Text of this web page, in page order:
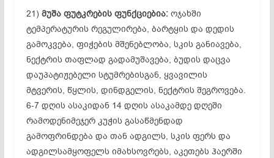
21) მუშა ფუტკრების ფუნქციებია:ოჯახში
ტემპერატურის რეგულირება, ბარტყის და დედის
გამოკვება, ფიჭების მშენებლობა, სკის განიავება,
ნექტრის თაფლად გადამუშავება, ბუდის დაცვა
დაუპატიჟებელი სტუმრებისგან, ყვავილის
მტვერის, წყლის, დინდგელის, ნექტრის შეგროვება.
6-7 დღის ასაკიდან 14 დღის ასაკამდე დღეში
რამოდენიმეჯერ კუჭის გასაწმენდად
გამოფრინდება და თან ადგილს, სკის ფერს და
ადგილსამყოფელს იმახსოვრებს, აკეთებს ჰაერში